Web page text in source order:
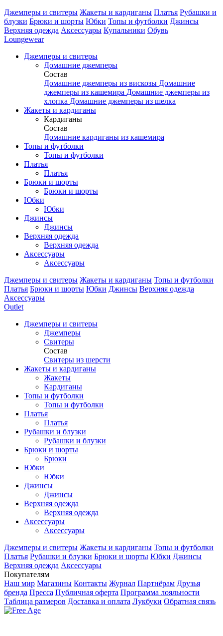
Джемперы и свитеры Жакеты и кардиганы Платья Рубашки и
блузки Брюки и шорты Юбки Топы и футболки Джинсы
Верхняя одежда Аксесcуары Купальники Обувь
Loungewear
Джемперы и свитеры
Домашние джемперы
Состав
Домашние джемперы из вискозы Домашние
джемперы из кашемира Домашние джемперы из
хлопка Домашние джемперы из шелка
Жакеты и кардиганы
Кардиганы
Состав
Домашние кардиганы из кашемира
Топы и футболки
Топы и футболки
Платья
Платья
Брюки и шорты
Брюки и шорты
Юбки
Юбки
Джинсы
Джинсы
Верхняя одежда
Верхняя одежда
Аксессуары
Аксессуары
Джемперы и свитеры Жакеты и кардиганы Топы и футболки
Платья Брюки и шорты Юбки Джинсы Верхняя одежда
Аксессуары
Outlet
Джемперы и свитеры
Джемперы
Свитеры
Состав
Свитеры из шерсти
Жакеты и кардиганы
Жакеты
Кардиганы
Топы и футболки
Топы и футболки
Платья
Платья
Рубашки и блузки
Рубашки и блузки
Брюки и шорты
Брюки
Юбки
Юбки
Джинсы
Джинсы
Верхняя одежда
Верхняя одежда
Аксесcуары
Аксесcуары
Джемперы и свитеры Жакеты и кардиганы Топы и футболки
Платья Рубашки и блузки Брюки и шорты Юбки Джинсы
Верхняя одежда Аксесcуары
Покупателям
Наш мир Магазины Контакты Журнал Партнёрам Друзья
бренда Пресса Публичная оферта Программа лояльности
Таблица размеров Доставка и оплата Лукбуки Обратная связь